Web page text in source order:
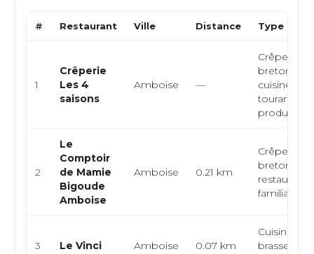
# Restaurant Ville Distance Type de
1
Crêperie
Les 4
saisons
Amboise —
Crêperie
bretonne,
cuisine
produits
2
Le
Comptoir
de Mamie
Bigoude
Amboise
Amboise 0.21 km
Crêperie,
bretonne,
restaurant
familial
3 Le Vinci Amboise 0.07 km
Cuisine
brasserie,